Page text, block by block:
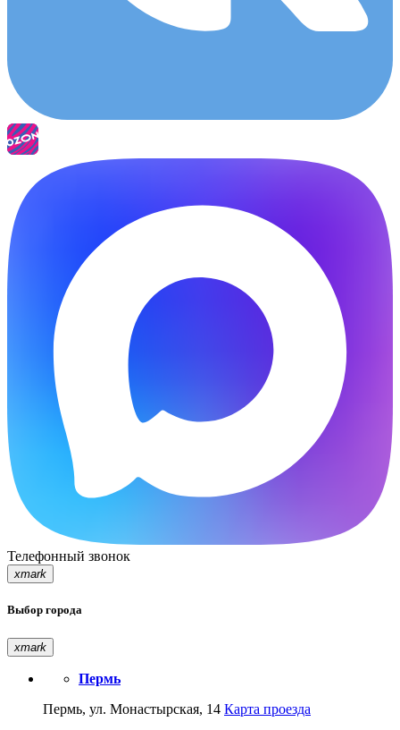
Телефонный звонок
xmark
Выбор города
xmark
Пермь
Пермь, ул. Монастырская, 14 Карта проезда